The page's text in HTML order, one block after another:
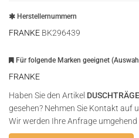
Herstellernummern
FRANKE BK296439
Für folgende Marken geeignet
FRANKE
Haben Sie den Artikel
gesehen? Nehmen Sie Kontakt auf
Wir werden Ihre Anfrage umgehend